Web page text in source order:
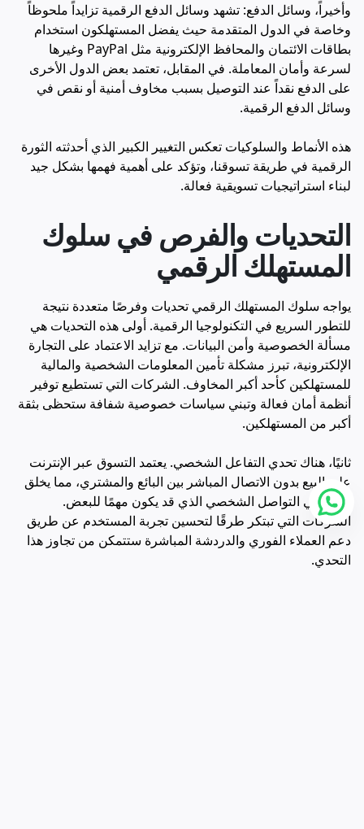
وأخيراً، وسائل الدفع: تشهد وسائل الدفع الرقمية تزايداً ملحوظاً
وخاصة في الدول المتقدمة حيث يفضل المستهلكون استخدام
بطاقات الائتمان والمحافظ الإلكترونية مثل PayPal وغيرها
لسرعة وأمان المعاملة. في المقابل، تعتمد بعض الدول الأخرى
على الدفع نقداً عند التوصيل بسبب مخاوف أمنية أو نقص في
وسائل الدفع الرقمية.
هذه الأنماط والسلوكيات تعكس التغيير الكبير الذي أحدثته الثورة
الرقمية في طريقة تسوقنا، وتؤكد على أهمية فهمها بشكل جيد
لبناء استراتيجيات تسويقية فعالة.
التحديات والفرص في سلوك
المستهلك الرقمي
يواجه سلوك المستهلك الرقمي تحديات وفرصًا متعددة نتيجة
للتطور السريع في التكنولوجيا الرقمية. أولى هذه التحديات هي
مسألة الخصوصية وأمن البيانات. مع تزايد الاعتماد على التجارة
الإلكترونية، تبرز مشكلة تأمين المعلومات الشخصية والمالية
للمستهلكين كأحد أكبر المخاوف. الشركات التي تستطيع توفير
أنظمة أمان فعالة وتبني سياسات خصوصية شفافة ستحظى بثقة
أكبر من المستهلكين.
ثانيًا، هناك تحدي التفاعل الشخصي. يعتمد التسوق عبر الإنترنت
على البيع بدون الاتصال المباشر بين البائع والمشتري، مما يخلق
فجوة في التواصل الشخصي الذي قد يكون مهمًا للبعض.
الشركات التي تبتكر طرقًا لتحسين تجربة المستخدم عن طريق
دعم العملاء الفوري والدردشة المباشرة ستتمكن من تجاوز هذا
التحدي.